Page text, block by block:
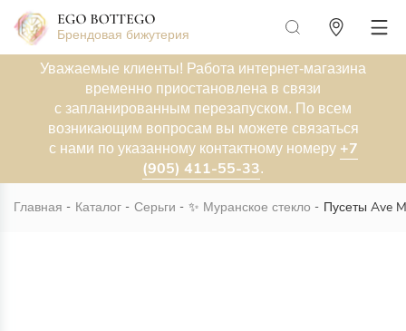
Брендовая бижутерия
Уважаемые клиенты! Работа интернет-магазина
временно приостановлена в связи
с запланированным перезапуском. По всем
возникающим вопросам вы можете связаться
с нами по указанному контактному номеру +7
(905) 411-55-33.
Главная Каталог Серьги ✨ Муранское стекло Пусеты Ave